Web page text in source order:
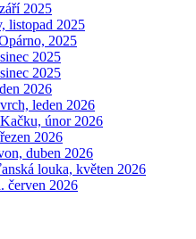
2025
listopad 2025
2025
2025
2025
2026
leden 2026
únor 2026
2026
duben 2026
louka, květen 2026
červen 2026